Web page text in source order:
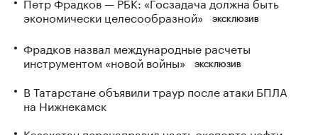
экономически целесообразной»
ЭКСКЛЮЗИВ
Фрадков назвал международные расчеты
инструментом «новой войны»
ЭКСКЛЮЗИВ
В Татарстане объявили траур после атаки БПЛА
на Нижнекамск